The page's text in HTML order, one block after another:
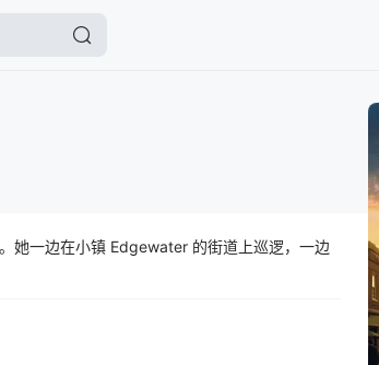
暂无观看影
她一边在小镇 Edgewater 的街道上巡逻，一边